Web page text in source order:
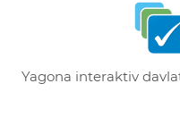
Yagona interaktiv davlat